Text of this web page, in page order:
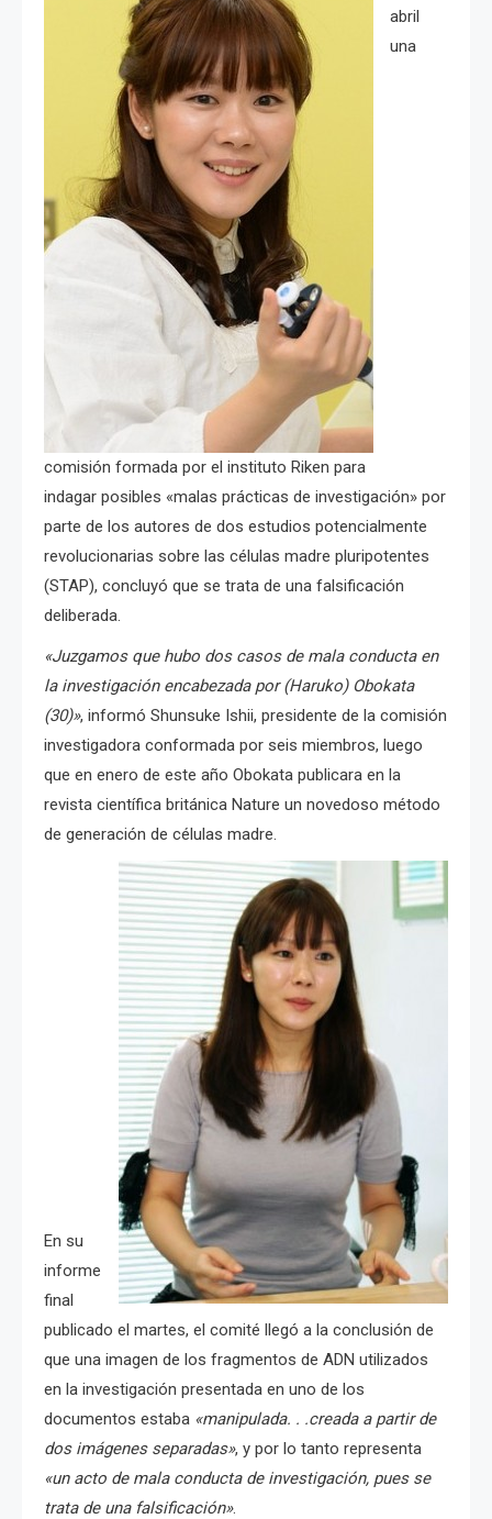
abril
una
comisión formada por el instituto Riken para
indagar posibles «malas prácticas de investigación» por
parte de los autores de dos estudios potencialmente
revolucionarias sobre las células madre pluripotentes
(STAP), concluyó que se trata de una falsificación
deliberada.
«Juzgamos que hubo dos casos de mala conducta en
la investigación encabezada por (Haruko) Obokata
(30)», informó Shunsuke Ishii, presidente de la comisión
investigadora conformada por seis miembros, luego
que en enero de este año Obokata publicara en la
revista científica británica Nature un novedoso método
de generación de células madre.
En su
informe
final
publicado el martes, el comité llegó a la conclusión de
que una imagen de los fragmentos de ADN utilizados
en la investigación presentada en uno de los
documentos estaba «manipulada. . .creada a partir de
dos imágenes separadas», y por lo tanto representa
«un acto de mala conducta de investigación, pues se
trata de una falsificación».